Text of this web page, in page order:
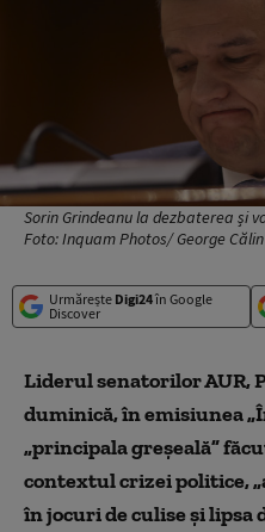
Sorin Grindeanu la dezbaterea și
Foto: Inquam Photos/ George Călin
Urmărește Digi24în Google
Discover
Liderul senatorilor AUR,
duminică, în emisiunea
„principala greșeală”
contextul crizei politice,
în jocuri de culise și lipsa